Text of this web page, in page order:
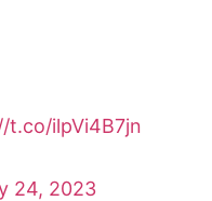
t.co/ilpVi4B7jn
24, 2023